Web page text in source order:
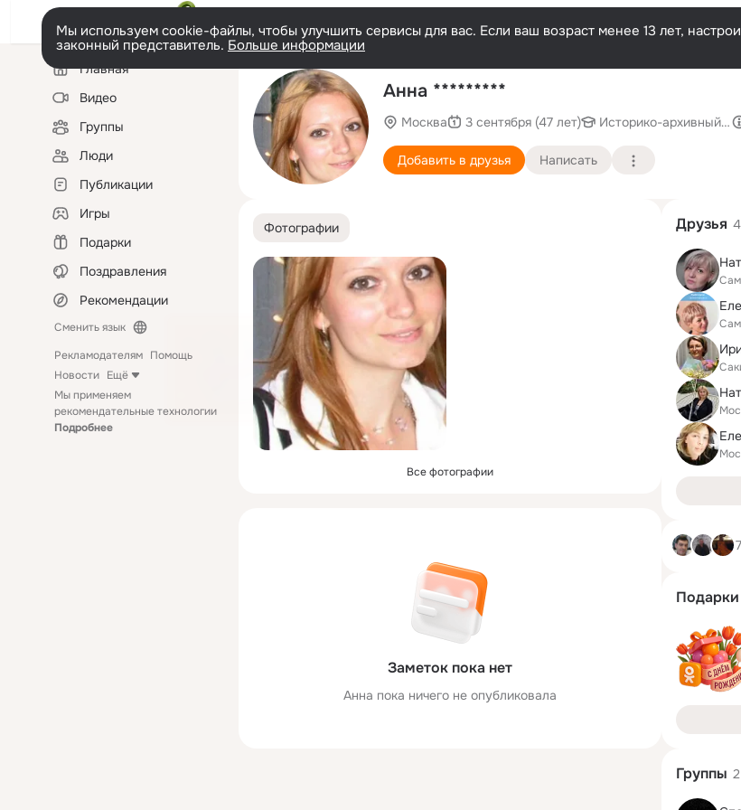
Мы используем cookie-файлы, чтобы улучшить сервисы для вас. Если ваш возраст менее 13 лет,
законный представитель. Больше информации
Левая
колонкаГлавная
Видео
Группы
Люди
Публикации
Игры
Подарки
Поздравления
Рекомендации
Сменить язык
Рекламодателям Помощь
Новости Ещё
Мы применяем
рекомендательные технологии
Подробнее
Анна *********
Москва 3 сентября (47 лет) Историко-архивный
Добавить в друзья Написать
Фотографии
Все фотографии
Заметок пока нет
Анна пока ничего не опубликовала
Друзья
Подарки
Группы 2